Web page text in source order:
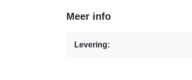
Meer info
Levering: